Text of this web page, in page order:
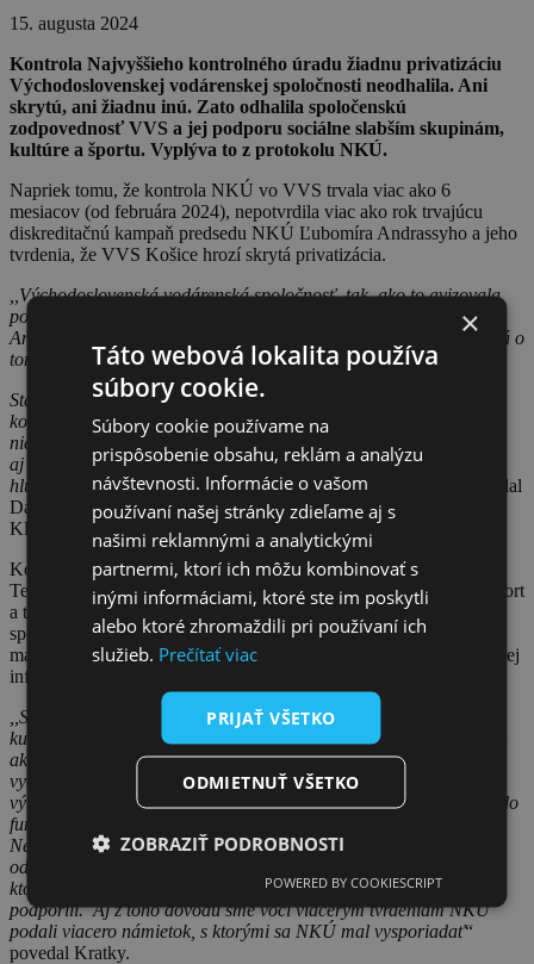
15. augusta 2024
Kontrola Najvyššieho kontrolného úradu žiadnu privatizáciu
Východoslovenskej vodárenskej spoločnosti neodhalila. Ani
skrytú, ani žiadnu inú. Zato odhalila spoločenskú
zodpovednosť VVS a jej podporu sociálne slabším skupinám,
kultúre a športu. Vyplýva to z protokolu NKÚ.
Napriek tomu, že kontrola NKÚ vo VVS trvala viac ako 6
mesiacov (od februára 2024), nepotvrdila viac ako rok trvajúcu
diskreditačnú kampaň predsedu NKÚ Ľubomíra Andrassyho a jeho
tvrdenia, že VVS Košice hrozí skrytá privatizácia.
Východoslovenská vodárenská spoločnosť, tak, ako to avizovala,
poskytla kontrolórom NKÚ plnú súčinnosť. Podriadení Ľubomíra
Andrassyho mali niekoľko mesiacov na to, aby potvrdili jeho slová o
tom, že vo VVS sa pripravuje skrytá privatizácia.
Stalo sa však to, čo sme avizovali, keď NKÚ ohlásil začiatok
kontroly. Že sa na ňu tešíme, pretože vieme, že nemôže preukázať
nič iné, než to, že predseda NKÚ nehovorí pravdu. Tak, ako vtedy,
aj teraz veríme, že výsledok kontroly už raz a navždy ukončí túto
hlúpu a nezmyselnú diskreditačnú kampaň predsedu NKÚ
povedal
Daniel Kratky, člen predstavenstva VVS a Člen správnej rady
Klubu akcionárov VVS.
Kontrola NKÚ však odhalila spoločenskú zodpovednosť VVS.
Teda, že finančne podporuje sociálne slabšie skupiny, kultúru a šport
a tiež, že podporuje informovanosť akcionárov vodárenskej
spoločnosti. Podľa kontrolórov NKÚ to je nesprávne a vodárne
majú všetky prostriedky investovať výlučne do obnovy vodárenskej
infraštruktúry.
S viacerými tvrdeniami NKÚ nesúhlasíme. Podpora športu,
kultúry i informovanosti akcionárov je plne v limitoch schválených
akcionármi. Za vrchol absurdnosti považujem, keď nám NKÚ
vyčíta, že VVS poskytla na charitu moje odmeny vyplývajúce z
výkonu funkcie člena predstavenstva, ktorých som sa pri nástupe do
funkcie vzdal a vyslovene požiadal, aby boli poukazované
Neziskovej organizácii Daniela Kratkeho. Z týchto príspevkov
odvtedy benefitovali stovky deti ktorých rodičia pracujú vo VVS a
ktoré sme spolu s neinvestičným fondom VODÁRNE spolu
podporili. Aj z toho dôvodu sme voči viacerým tvrdeniam NKÚ
podali viacero námietok, s ktorými sa NKÚ mal vysporiadať“
povedal Kratky.
×
Táto webová lokalita používa
súbory cookie.
Súbory cookie používame na
prispôsobenie obsahu, reklám a analýzu
návštevnosti. Informácie o vašom
používaní našej stránky zdieľame aj s
našimi reklamnými a analytickými
partnermi, ktorí ich môžu kombinovať s
inými informáciami, ktoré ste im poskytli
alebo ktoré zhromaždili pri používaní ich
služieb. Prečítať viac
PRIJAŤ VŠETKO
ODMIETNUŤ VŠETKO
ZOBRAZIŤ PODROBNOSTI
POWERED BY COOKIESCRIPT